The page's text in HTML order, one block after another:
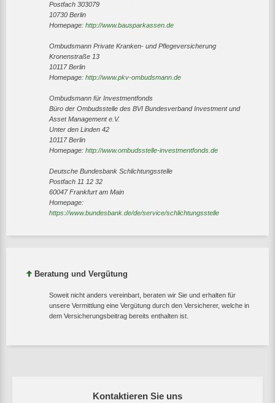
Kontaktieren Sie uns
Postfach 303079
10730 Berlin
Homepage: http://www.bausparkassen.de
Ombudsmann Private Kranken- und Pflegeversicherung
Kronenstraße 13
10117 Berlin
Homepage: http://www.pkv-ombudsmann.de
Ombudsmann für Investmentfonds
Büro der Ombudsstelle des BVI Bundesverband Investment und
Asset Management e.V.
Unter den Linden 42
10117 Berlin
Homepage: http://www.ombudsstelle-investmentfonds.de
Deutsche Bundesbank Schlichtungsstelle
Postfach 11 12 32
60047 Frankfurt am Main
Homepage:
https://www.bundesbank.de/de/service/schlichtungsstelle
Beratung und Vergütung
Soweit nicht anders vereinbart, beraten wir Sie und erhalten für
unsere Vermittlung eine Vergütung durch den Versicherer, welche in
dem Versicherungsbeitrag bereits enthalten ist.